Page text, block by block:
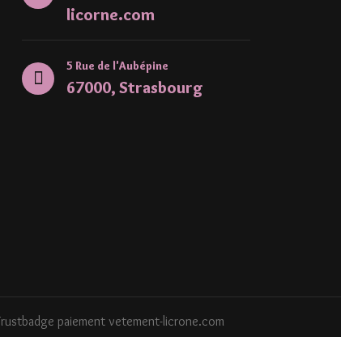
licorne.com
5 Rue de l'Aubépine
67000, Strasbourg